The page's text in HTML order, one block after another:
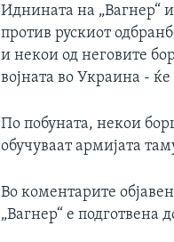
Иднината на „Вагнер“
против рускиот
и некои од неговите
војната во Украина -
По побуната, некои
обучуваат армијата
Во коментарите
„Вагнер“ е подготвена